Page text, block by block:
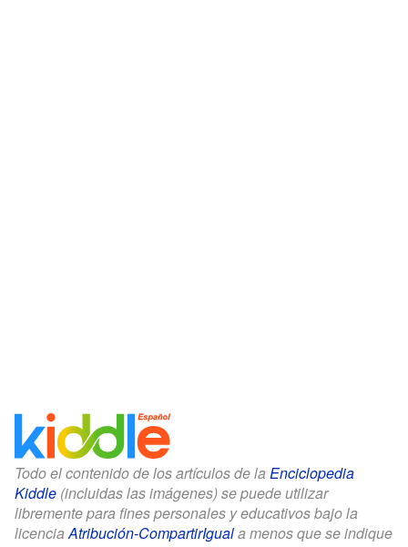
Todo el contenido de los artículos de la Enciclopedia
Kiddle (incluidas las imágenes) se puede utilizar
libremente para fines personales y educativos bajo la
licenciaAtribución-CompartirIguala menos que se indique